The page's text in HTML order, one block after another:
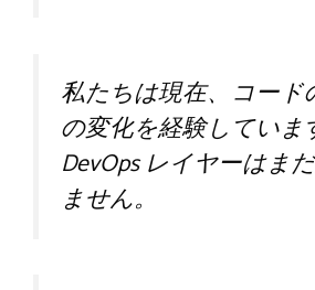
私たちは現在、コード
の変化を経験していま
DevOps レイヤーはま
ません。